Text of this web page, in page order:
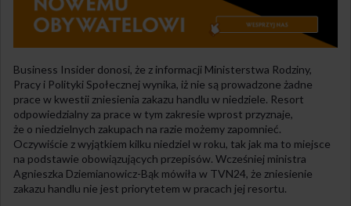
Business Insider donosi, że z informacji Ministerstwa Rodziny,
Pracy i Polityki Społecznej wynika, iż nie są prowadzone żadne
prace w kwestii zniesienia zakazu handlu w niedziele. Resort
odpowiedzialny za prace w tym zakresie wprost przyznaje,
że o niedzielnych zakupach na razie możemy zapomnieć.
Oczywiście z wyjątkiem kilku niedziel w roku, tak jak ma to miejsce
na podstawie obowiązujących przepisów. Wcześniej ministra
Agnieszka Dziemianowicz-Bąk mówiła w TVN24, że zniesienie
zakazu handlu nie jest priorytetem w pracach jej resortu.